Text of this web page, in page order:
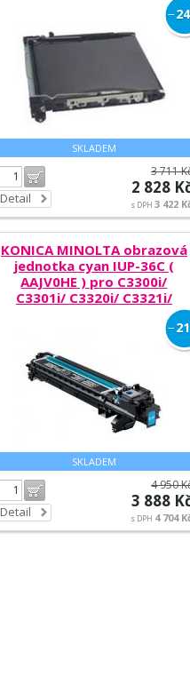
SKLADEM
−24
Detail
3 711
2 828
s DPH 3 422
KONICA MINOLTA obrazová
jednotka cyan IUP-36C (
AAJV0HE ) pro C3300i/
C3301i/ C3320i/ C3321i/
SKLADEM
−21
Detail
4 950
3 888
s DPH 4 704